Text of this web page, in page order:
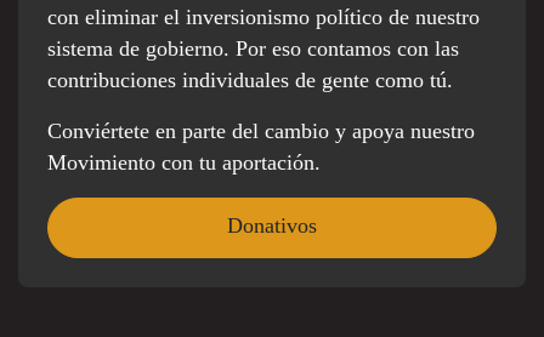
con eliminar el inversionismo político de nuestro
sistema de gobierno. Por eso contamos con las
contribuciones individuales de gente como tú.
Conviértete en parte del cambio y apoya nuestro
Movimiento con tu aportación.
Donativos